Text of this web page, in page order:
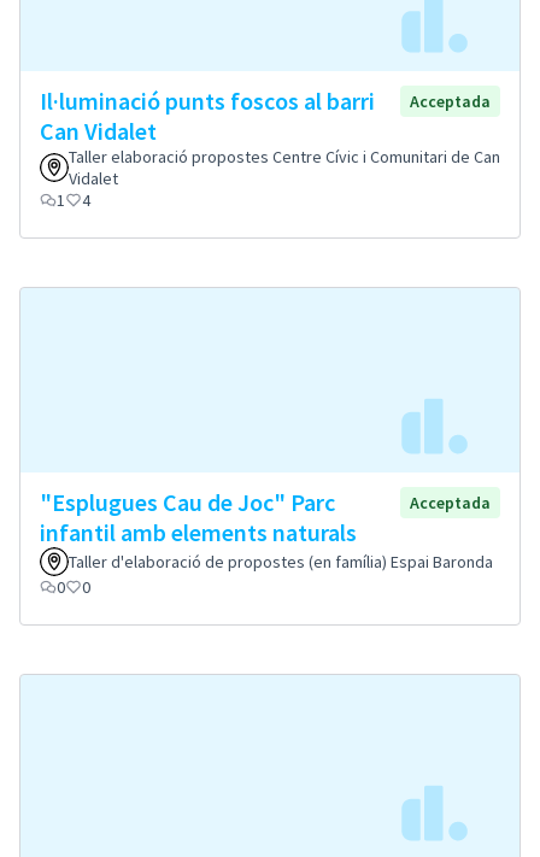
Il·luminació punts foscos al barri
Can Vidalet
Acceptada
Taller elaboració propostes Centre Cívic i Comunitari de Can
Vidalet
1
4
"Esplugues Cau de Joc" Parc
infantil amb elements naturals
Acceptada
Taller d'elaboració de propostes (en família) Espai Baronda
0
0